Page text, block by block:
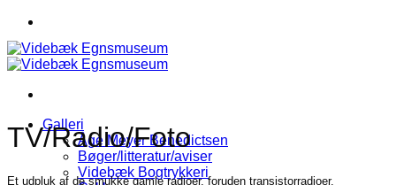
Fortsæt
indhold
Galleri
Åge Meyer Benedictsen
Bøger/litteratur/aviser
Videbæk Bogtrykkeri
TV/Radio/Foto
Et udpluk af de smukke gamle radioer, foruden transistorradioer,